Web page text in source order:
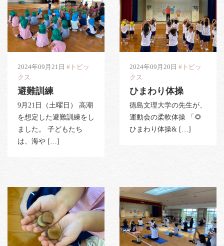
2024年09月21日 #トピッ
クス
避難訓練
9月21日（土曜日） 高潮
を想定した避難訓練をし
ました。 子どもたち
は、海や […]
2024年09月20日 #トピッ
クス
ひまわり体操
徳島文理大学の先生が、
運動会の柔軟体操 「🌻
ひまわり体操& […]